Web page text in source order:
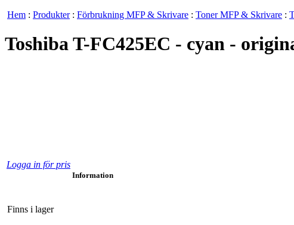
Hem : Produkter: Förbrukning MFP & Skrivare : Toner MFP & Skrivare :
Toshiba T-FC425EC - cyan -
Logga in för pris
Information
Finns i lager